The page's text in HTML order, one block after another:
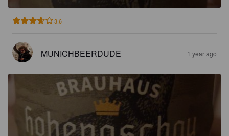
3.6
MUNICHBEERDUDE 1 year ago